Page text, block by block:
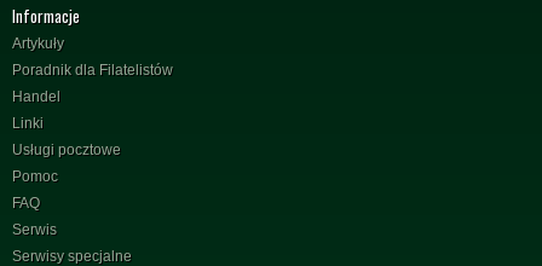
Informacje
Artykuły
Poradnik dla Filatelistów
Handel
Linki
Usługi pocztowe
Pomoc
FAQ
Serwis
Serwisy specjalne